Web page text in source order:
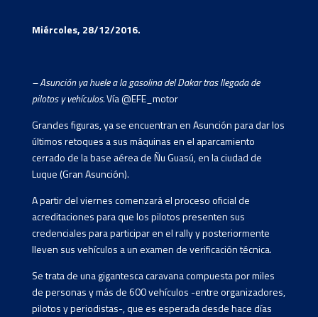
Miércoles, 28/12/2016.
– Asunción ya huele a la gasolina del Dakar tras llegada de
pilotos y vehículos.Vía @EFE_motor
Grandes figuras, ya se encuentran en Asunción para dar los
últimos retoques a sus máquinas en el aparcamiento
cerrado de la base aérea de Ñu Guasú, en la ciudad de
Luque (Gran Asunción).
A partir del viernes comenzará el proceso oficial de
acreditaciones para que los pilotos presenten sus
credenciales para participar en el rally y posteriormente
lleven sus vehículos a un examen de verificación técnica.
Se trata de una gigantesca caravana compuesta por miles
de personas y más de 600 vehículos -entre organizadores,
pilotos y periodistas-, que es esperada desde hace días